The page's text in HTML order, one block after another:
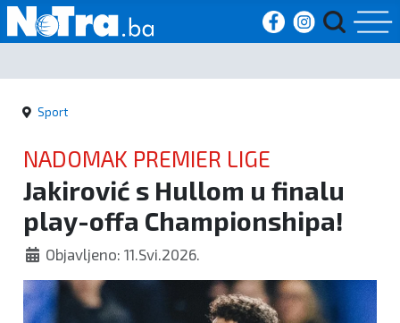
Početna
Vijesti
Sport
Kultura
Crna
kronika
Sport
NADOMAK PREMIER LIGE
Jakirović s Hullom u finalu
play-offa Championshipa!
Objavljeno: 11.Svi.2026.